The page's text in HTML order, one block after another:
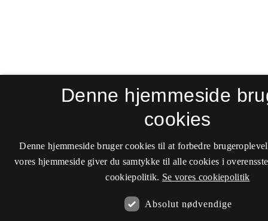
Denne hjemmeside
cookies
Denne hjemmeside bruger cookies til at forbedre
vores hjemmeside giver du samtykke til alle cookies i
cookiepolitik. Se vores cookiepolitik
Absolut nødvendige